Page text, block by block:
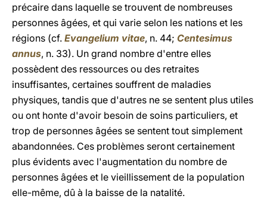
précaire dans laquelle se trouvent de nombreuses
personnes âgées, et qui varie selon les nations et les
régions (cf. Evangelium vitae, n. 44; Centesimus
annus, n. 33). Un grand nombre d'entre elles
possèdent des ressources ou des retraites
insuffisantes, certaines souffrent de maladies
physiques, tandis que d'autres ne se sentent plus utiles
ou ont honte d'avoir besoin de soins particuliers, et
trop de personnes âgées se sentent tout simplement
abandonnées. Ces problèmes seront certainement
plus évidents avec l'augmentation du nombre de
personnes âgées et le vieillissement de la population
elle-même, dû à la baisse de la natalité.